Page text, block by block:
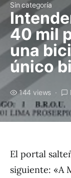
Sin categoría
40 mil
una
único
144 views
El portal
siguiente: «A